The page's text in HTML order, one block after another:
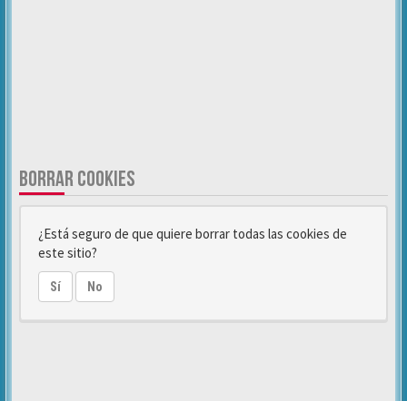
BORRAR COOKIES
¿Está seguro de que quiere borrar todas las cookies de
este sitio?
Sí No